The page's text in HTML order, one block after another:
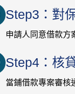
Step3：對
申請人同意借款方
Step4：核
當鋪借款專案審核